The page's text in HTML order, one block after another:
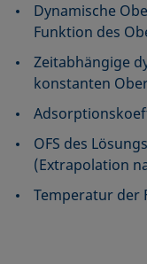
Dynamische
Funktion des
Zeitabhängige
konstanten
OFS des
(Extrapolation
Temperatur der